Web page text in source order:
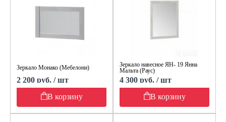
Зеркало Монако (Мебелони)
2 200 руб. / шт
В корзину
Зеркало навесное ЯН- 19 Янна
Мальта (Раус)
4 300 руб. / шт
В корзину